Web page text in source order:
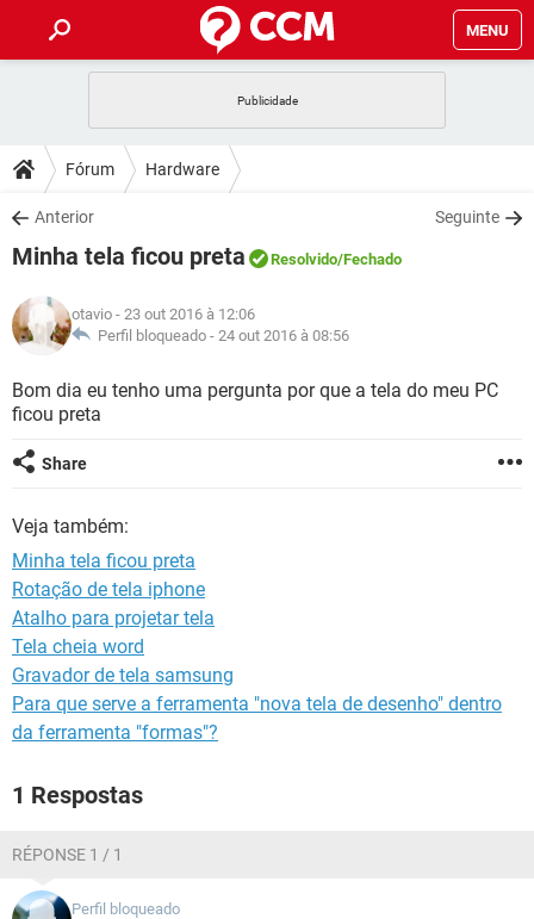
MENU
CELULAR
OUTLOOK
INSTAGRAM GMAIL
GUIA DE COMPRAS
DICAS
JOGOS
INSTAGRAM
DOWNLOADS
JOGOS WHATSAPP
CELULAR
OUTLOOK EXCEL
INSTAGRAM
GUIA DE COMPRAS
JOGOS
OUTLOOK EXCEL
GLOSSÁRIO
JOGOS
CELULAR
OUTLOOK
GUIA DE COMPRAS
Fórum Hardware
Anterior Seguinte
Minha tela ficou preta Resolvido/Fechado
otavio - 23 out 2016 à 12:06
Perfil bloqueado - 24 out 2016 à 08:56
Bom dia eu tenho uma pergunta por que a tela do meu PC
ficou preta
Share
Veja também:
Minha tela ficou preta
Rotação de tela iphone
Atalho para projetar tela
Tela cheia word
Gravador de tela samsung
Para que serve a ferramenta "nova tela de desenho" dentro
da ferramenta "formas"?
1 Respostas
RÉPONSE 1 / 1
Perfil bloqueado